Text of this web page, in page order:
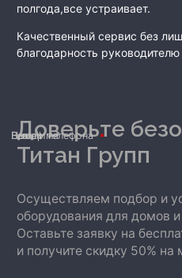
полгода,все устраивает.
Качественный сервис без
благодарность руководителю
Доверьте безопасность
Титан Групп
Осуществляем подбор и
оборудования для домов
Оставьте заявку на
и получите скидку 50%
Ваше имя
Номер телефона
E-mail